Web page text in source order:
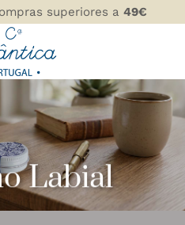
superiores a 49€
Labial